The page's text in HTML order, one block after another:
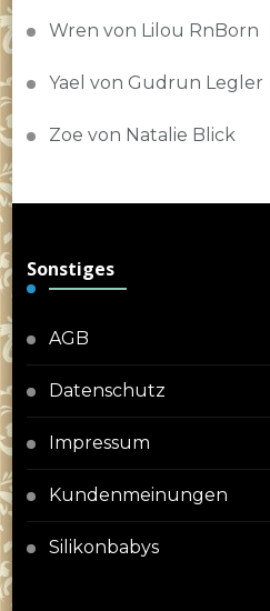
Wren von Lilou RnBorn
Yael von Gudrun Legler
Zoe von Natalie Blick
Sonstiges
AGB
Datenschutz
Impressum
Kundenmeinungen
Silikonbabys